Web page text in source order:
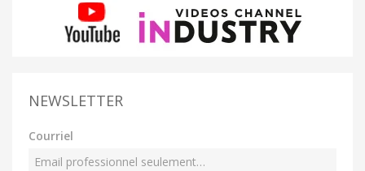
NEWSLETTER
Courriel